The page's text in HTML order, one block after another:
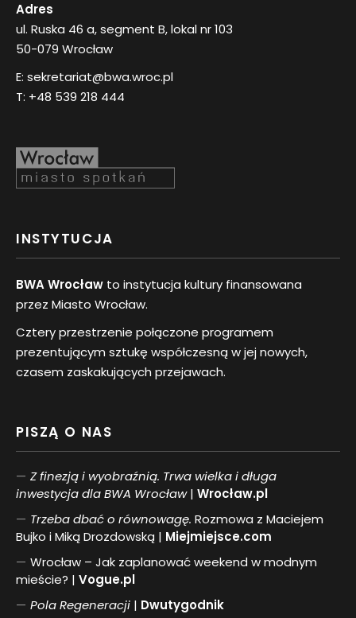
Adres
ul. Ruska 46 a, segment B, lokal nr 103
50-079 Wrocław
E: sekretariat@bwa.wroc.pl
T: +48 539 218 444
INSTYTUCJA
BWA Wrocław to instytucja kultury finansowana
przez Miasto Wrocław.
Cztery przestrzenie połączone programem
prezentującym sztukę współczesną w jej nowych,
czasem zaskakujących przejawach.
PISZĄ O NAS
Z finezją i wyobraźnią. Trwa wielka i długa
inwestycja dla BWA Wrocław| Wrocław.pl
Trzeba dbać o równowagę. Rozmowa z Maciejem
Bujko i Miką Drozdowską | Miejmiejsce.com
Wrocław – Jak zaplanować weekend w modnym
mieście? | Vogue.pl
PolaRegeneracji | Dwutygodnik